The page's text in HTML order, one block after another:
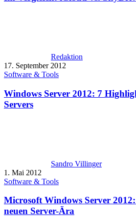
Redaktion
17. September 2012
Software & Tools
Windows Server 2012: 7
Servers
Sandro Villinger
1. Mai 2012
Software & Tools
Microsoft Windows Server
neuen Server-Ära